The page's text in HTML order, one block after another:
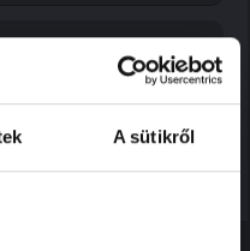
A sütikről
cseréjét?